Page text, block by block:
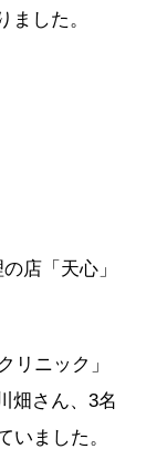
ました。
店「天心」
リニック」
畑さん、3名
いました。